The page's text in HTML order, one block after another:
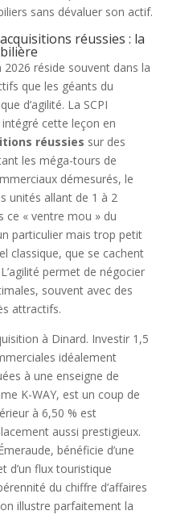
sans dévaluer son actif.
réussies : la
réside souvent dans la
que les géants du
d’agilité. La SCPI
cette leçon en
réussies sur des
les méga-tours de
démesurés, le
unités allant de 1 à 2
ce « ventre mou » du
particulier mais trop petit
classique, que se cachent
permet de négocier
souvent avec des
attractifs.
à Dinard. Investir 1,5
idéalement
à une enseigne de
K-WAY, est un coup de
à 6,50 % est
aussi prestigieux.
bénéficie d’une
d’un flux touristique
du chiffre d’affaires
illustre parfaitement la